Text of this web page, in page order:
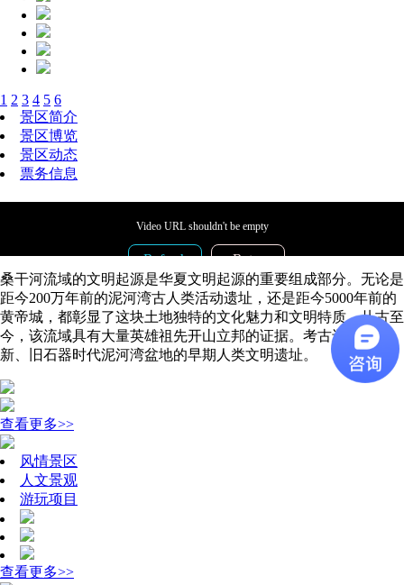
1 2 3 4 5 6
景区简介
景区博览
景区动态
票务信息
Video URL shouldn't be empty
Refresh Retry
code:4003
uuid:
DB935B48-13A4-4D64-82F8-F19088347280
Time:2026-08-07 07:35:29
桑干河流域的文明起源是华夏文明起源的重要组成部分。无论是
距今200万年前的泥河湾古人类活动遗址，还是距今5000年前的
黄帝城，都彰显了这块土地独特的文化魅力和文明特质。从古至
今，该流域具有大量英雄祖先开山立邦的证据。考古还发现了
新、旧石器时代泥河湾盆地的早期人类文明遗址。
查看更多>>
风情景区
人文景观
游玩项目
查看更多>>